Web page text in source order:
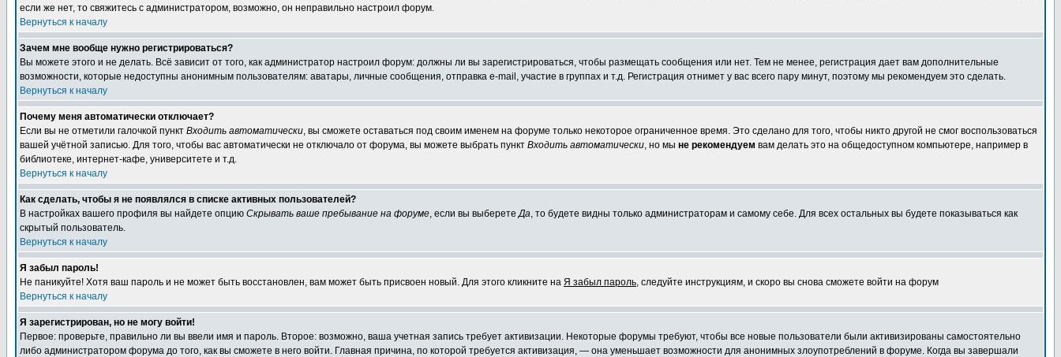
если же нет, то свяжитесь с администратором, возможно, он неправильно настроил форум.
Вернуться к началу
Зачем мне вообще нужно регистрироваться?
Вы можете этого и не делать. Всё зависит от того, как администратор настроил форум: должны ли вы зарегистрироваться, чтобы размещать сообщения или нет. Тем не менее, регистрация дает вам дополнительные
возможности, которые недоступны анонимным пользователям: аватары, личные сообщения, отправка e-mail, участие в группах и т.д. Регистрация отнимет у вас всего пару минут, поэтому мы рекомендуем это сделать.
Вернуться к началу
Почему меня автоматически отключает?
Если вы не отметили галочкой пункт Входить автоматически, вы сможете оставаться под своим именем на форуме только некоторое ограниченное время. Это сделано для того, чтобы никто другой не смог воспользоваться
вашей учётной записью. Для того, чтобы вас автоматически не отключало от форума, вы можете выбрать пункт Входить автоматически, но мы не рекомендуем вам делать это на общедоступном компьютере, например в
библиотеке, интернет-кафе, университете и т.д.
Вернуться к началу
Как сделать, чтобы я не появлялся в списке активных пользователей?
В настройках вашего профиля вы найдете опцию Скрывать ваше пребывание на форуме, если вы выберетеДа, то будете видны только администраторам и самому себе. Для всех остальных вы будете показываться как
скрытый пользователь.
Вернуться к началу
Я забыл пароль!
Не паникуйте! Хотя ваш пароль и не может быть восстановлен, вам может быть присвоен новый. Для этого кликните на Я забыл пароль, следуйте инструкциям, и скоро вы снова сможете войти на форум
Вернуться к началу
Я зарегистрирован, но не могу войти!
Первое: проверьте, правильно ли вы ввели имя и пароль. Второе: возможно, ваша учетная запись требует активизации. Некоторые форумы требуют, чтобы все новые пользователи были активизированы самостоятельно
либо администратором форума до того, как вы сможете в него войти. Главная причина, по которой требуется активизация, — она уменьшает возможности для анонимных злоупотреблений в форуме. Когда вы завершали